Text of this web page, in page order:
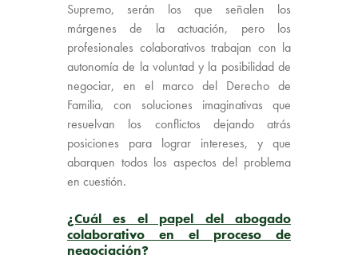
Supremo, serán los que señalen los
márgenes de la actuación, pero los
profesionales colaborativos trabajan con la
autonomía de la voluntad y la posibilidad de
negociar, en el marco del Derecho de
Familia, con soluciones imaginativas que
resuelvan los conflictos dejando atrás
posiciones para lograr intereses, y que
abarquen todos los aspectos del problema
en cuestión.
¿Cuál es el papel del abogado
colaborativo en el proceso de
negociación?